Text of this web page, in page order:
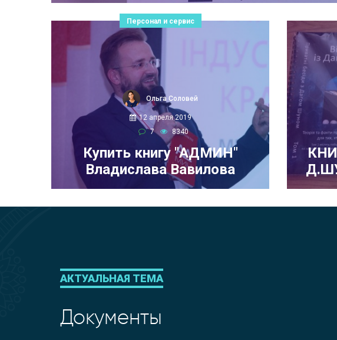
Персонал и сервис
Ольга Соловей
12 апреля 2019
7
8340
Купить книгу "АДМИН"
Владислава Вавилова
АКТУАЛЬНАЯ ТЕМА
Документы